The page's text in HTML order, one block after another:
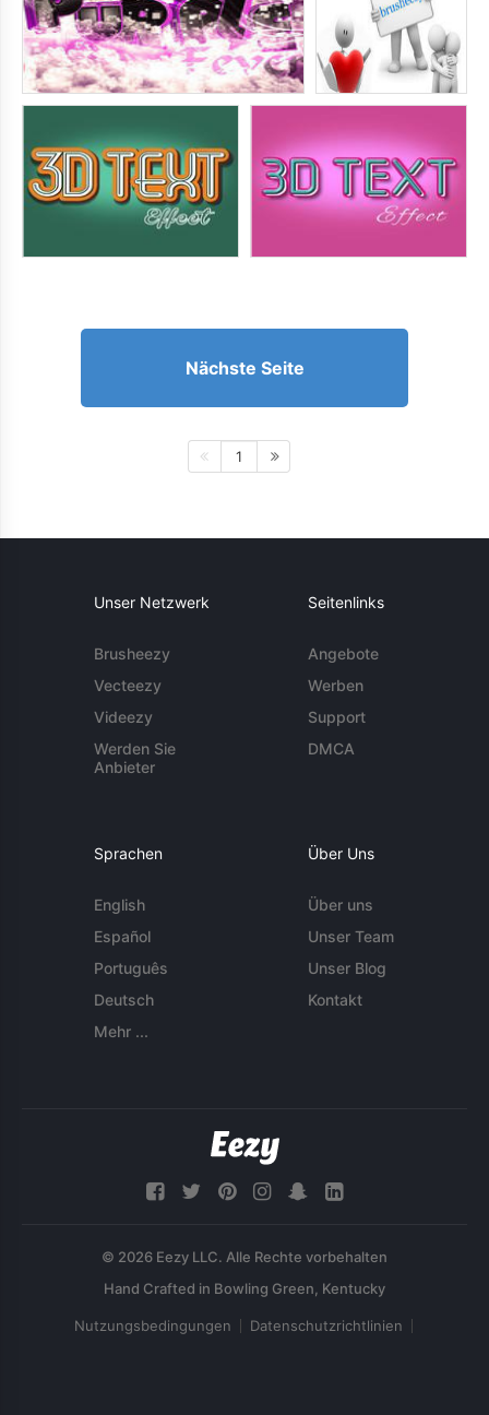
Nächste Seite
1
Unser Netzwerk
Brusheezy
Vecteezy
Videezy
Werden Sie
Anbieter
Seitenlinks
Angebote
Werben
Support
DMCA
Sprachen
English
Español
Português
Deutsch
Mehr ...
Über Uns
Über uns
Unser Team
Unser Blog
Kontakt
© 2026 Eezy LLC. Alle Rechte vorbehalten
Nutzungsbedingungen Datenschutzrichtlinien